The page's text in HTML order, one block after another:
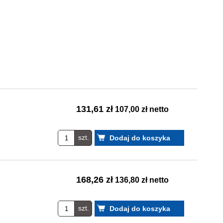
131,61 zł 107,00 zł netto
szt.
168,26 zł 136,80 zł netto
szt.